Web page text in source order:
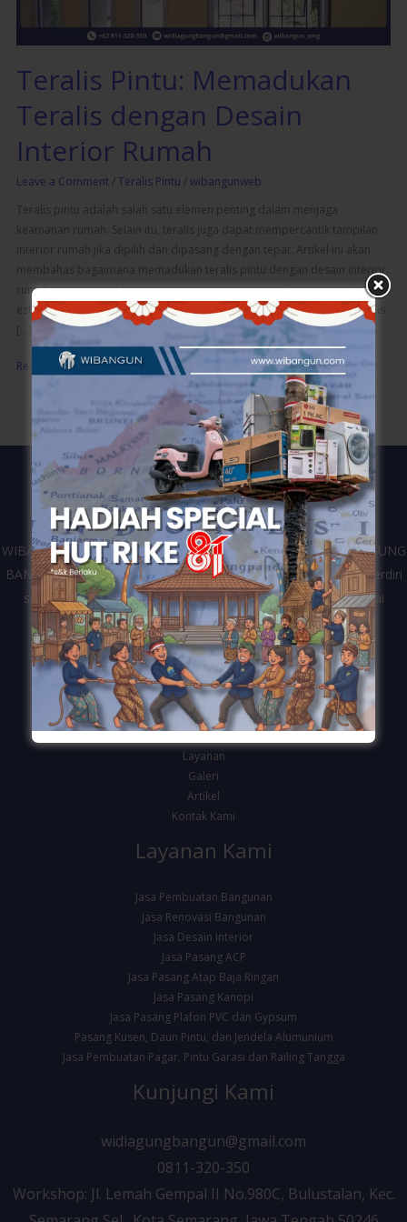
Teralis Pintu: Memadukan
Teralis dengan Desain
Interior Rumah
Leave a Comment /Teralis Pintu /wibangunweb
Teralis pintu adalah salah satu elemen penting dalam menjaga
keamanan rumah. Selain itu, teralis juga dapat mempercantik tampilan
interior rumah jika dipilih dan dipasang dengan tepat. Artikel ini akan
membahas bagaimana memadukan teralis pintu dengan desain interior
rumah agar tercipta harmoni yang sempurna antara keamanan dan
estetika. Pentingnya Teralis Pintu dalam Rumah Keamanan Ekstra Teralis
[…]
Read More »
WIBANGUN merupakan kontraktor dari perusahaan CV. WIDIAGUNG
BANGUN yang bergerak di bidang jasa konstruksi bangunan. Berdiri
sejak tahun 2016 dan telah melayani berbagai klien dari mulai
pemerintahan, swasta dan personal di Kota Semarang.
Navigasi
Beranda
Tentang Kami
Layanan
Galeri
Artikel
Kontak Kami
Layanan Kami
Jasa Pembuatan Bangunan
Jasa Renovasi Bangunan
Jasa Desain Interior
Jasa Pasang ACP
Jasa Pasang Atap Baja Ringan
Jasa Pasang Kanopi
Jasa Pasang Plafon PVC dan Gypsum
Pasang Kusen, Daun Pintu, dan Jendela Alumunium
Jasa Pembuatan Pagar, Pintu Garasi dan Railing Tangga
Kunjungi Kami
widiagungbangun@gmail.com
0811-320-350
Workshop: Jl. Lemah Gempal II No.980C, Bulustalan, Kec.